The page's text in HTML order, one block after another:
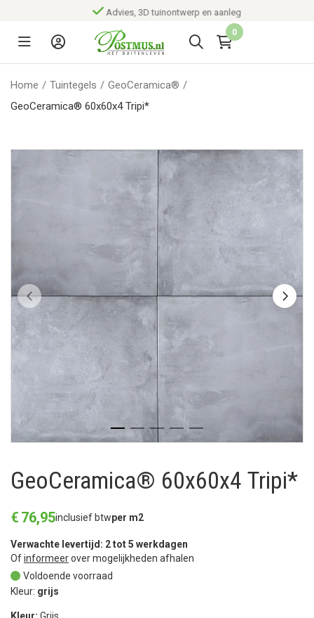
Advies, 3D tuinontwerp en aanleg
0
Home / Tuintegels / GeoCeramica® /
GeoCeramica® 60x60x4 Tripi*
GeoCeramica® 60x60x4 Tripi*
€ 76,95inclusief btwper m2
Verwachte levertijd: 2 tot 5 werkdagen
Ofinformeerover mogelijkheden afhalen
Voldoende voorraad
Kleur: grijs